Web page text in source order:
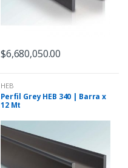
$6,680,050.00
HEB
Perfil Grey HEB 340 | Barra x
12 Mt